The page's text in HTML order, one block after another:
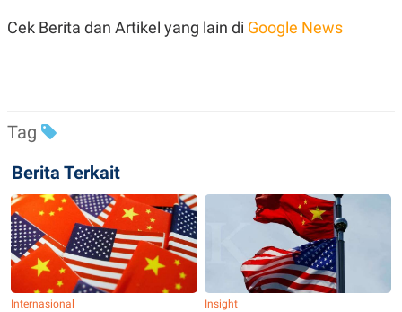
Cek Berita dan Artikel yang lain di Google News
Tag
Berita Terkait
Internasional Insight